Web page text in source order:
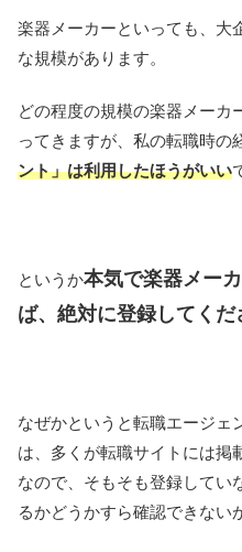
楽器メーカーといっても、大
な規模があります。
どの程度の規模の楽器メーカ
ってきますが、私の転職時の
ント」は利用したほうがいい
というか本気で楽器メー
ば、絶対に登録してくだ
なぜかというと転職エージェ
は、多くが転職サイトには掲
なので、そもそも登録してい
るかどうかすら確認できない